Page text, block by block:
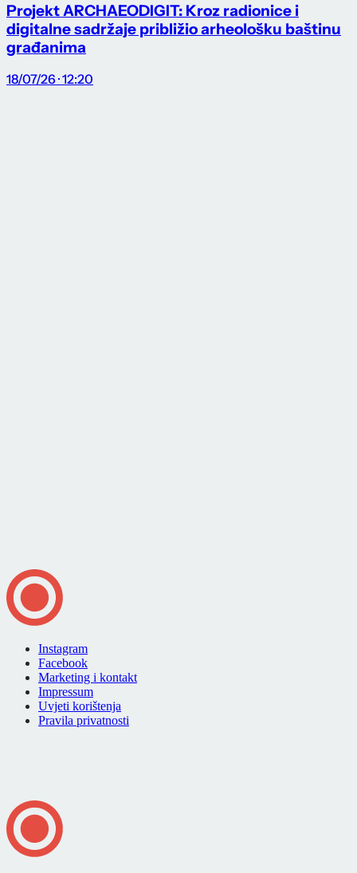
Projekt ARCHAEODIGIT: Kroz radionice i
digitalne sadržaje približio arheološku baštinu
građanima
18/07/26 · 12:20
Instagram
Facebook
Marketing i kontakt
Impressum
Uvjeti korištenja
Pravila privatnosti